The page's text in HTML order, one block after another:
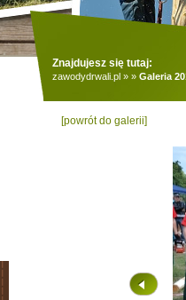
Znajdujesz się tutaj:
zawodydrwali.pl » » Galeria
[powrót do galerii]